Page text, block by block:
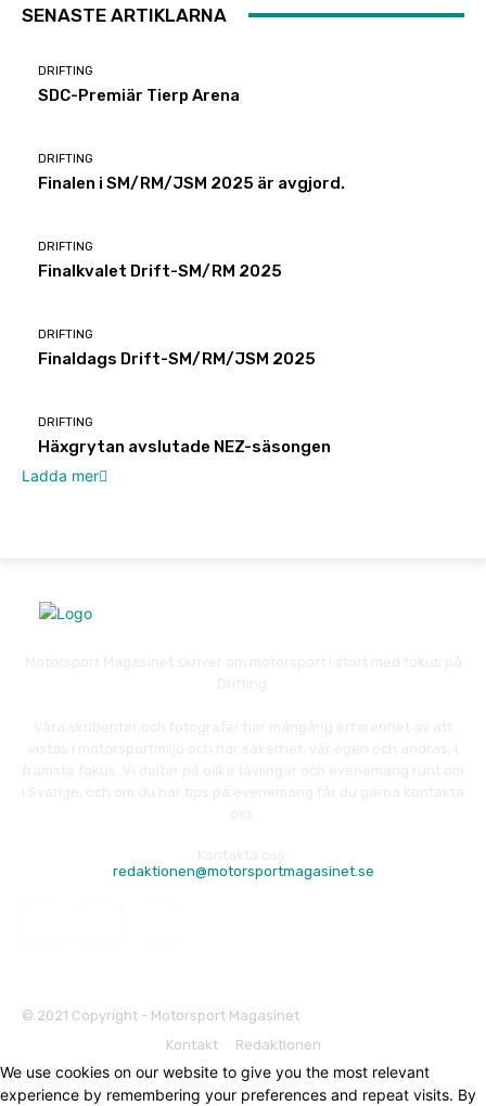
SENASTE ARTIKLARNA
DRIFTING
SDC-Premiär Tierp Arena
DRIFTING
Finalen i SM/RM/JSM 2025 är avgjord.
DRIFTING
Finalkvalet Drift-SM/RM 2025
DRIFTING
Finaldags Drift-SM/RM/JSM 2025
DRIFTING
Häxgrytan avslutade NEZ-säsongen
Ladda mer
redaktionen@motorsportmagasinet.se
© 2021 Copyright - Motorsport Magasinet
Kontakt
Redaktionen
We use cookies on our website to give you the most relevant
experience by remembering your preferences and repeat visits. By